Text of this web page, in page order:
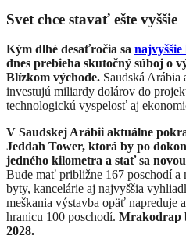
Svet chce stavať ešte vyššie
Kým dlhé desaťročia sa
dnes prebieha skutočný súboj o
Blízkom východe. Saudská Arábia
investujú miliardy dolárov do
technologickú vyspelosť aj
V Saudskej Arábii aktuálne
Jeddah Tower, ktorá by po
jedného kilometra a stať sa
Bude mať približne 167 poschodí a
byty, kancelárie aj najvyššia
meškania výstavba opäť napreduje
hranicu 100 poschodí. Mrakodrap
2028.